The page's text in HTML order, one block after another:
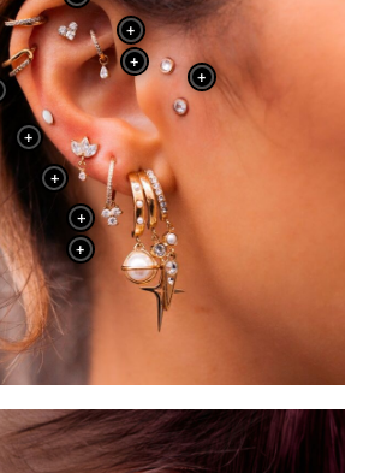
+
+
+
+
+
+
+